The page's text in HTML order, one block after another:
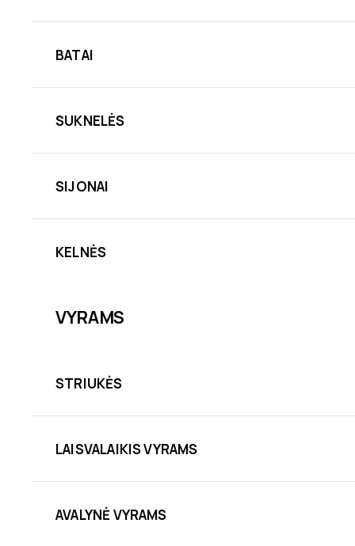
BATAI
SUKNELĖS
SIJONAI
KELNĖS
VYRAMS
STRIUKĖS
LAISVALAIKIS VYRAMS
AVALYNĖ VYRAMS